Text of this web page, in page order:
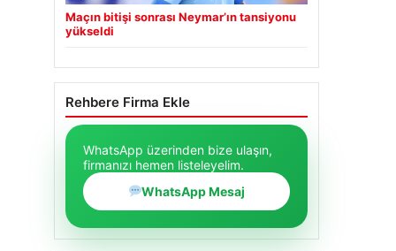
Maçın bitişi sonrası Neymar’ın tansiyonu
yükseldi
Rehbere Firma Ekle
WhatsApp üzerinden bize ulaşın,
firmanızı hemen listeleyelim.
WhatsApp Mesaj